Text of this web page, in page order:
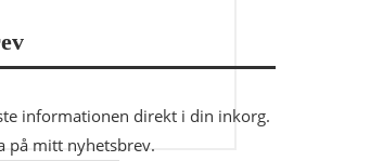
informationen direkt i din inkorg.
på mitt nyhetsbrev.